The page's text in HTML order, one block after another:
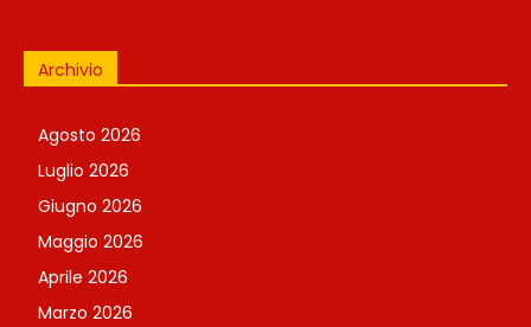
Archivio
Agosto 2026
Luglio 2026
Giugno 2026
Maggio 2026
Aprile 2026
Marzo 2026